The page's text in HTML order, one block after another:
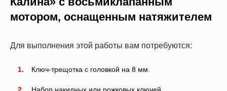
мотором, оснащенным натяжителем
Для выполнения этой работы вам потребуются:
Ключ-трещотка с головкой на 8 мм.
Набор накидных или рожковых ключей.